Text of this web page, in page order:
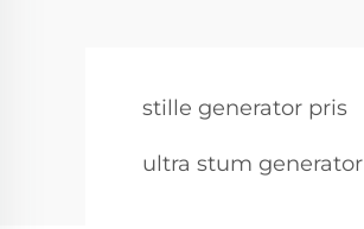
stille generator pris
ultra stum generator